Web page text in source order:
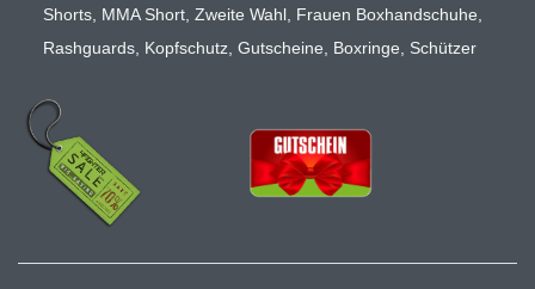
Shorts MMA Short Zweite Wahl Frauen Boxhandschuhe
Rashguards Kopfschutz Gutscheine Boxringe Schützer